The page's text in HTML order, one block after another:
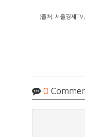
(출처: 서울경제TV,
0